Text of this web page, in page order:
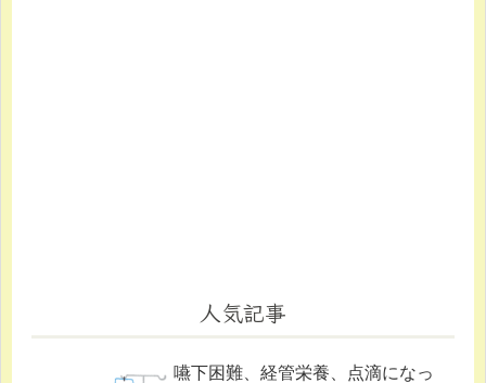
人気記事
嚥下困難、経管栄養、点滴になっ